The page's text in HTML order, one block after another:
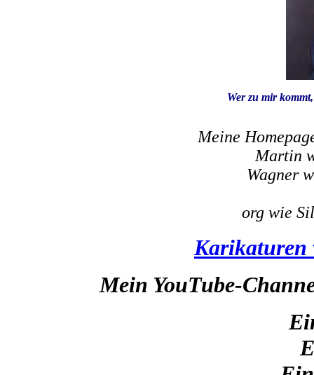
Wer zu mir
Meine
Martin
Wagner
org wie
Karikaturen
Mein YouTube-